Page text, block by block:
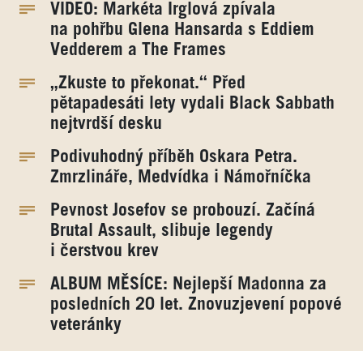
VIDEO: Markéta Irglová zpívala
na pohřbu Glena Hansarda s Eddiem
Vedderem a The Frames
„Zkuste to překonat.“ Před
pětapadesáti lety vydali Black Sabbath
nejtvrdší desku
Podivuhodný příběh Oskara Petra.
Zmrzlináře, Medvídka i Námořníčka
Pevnost Josefov se probouzí. Začíná
Brutal Assault, slibuje legendy
i čerstvou krev
ALBUM MĚSÍCE: Nejlepší Madonna za
posledních 20 let. Znovuzjevení popové
veteránky